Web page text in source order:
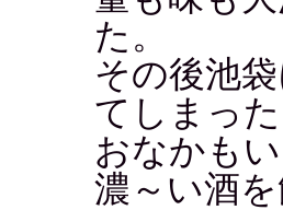
た。
その後池
てしまった
おなかも
濃～い酒